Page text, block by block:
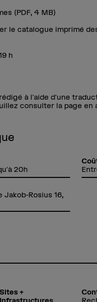
(PDF, 4 MB)
le catalogue imprimé
h
à l'aide d'une
consulter la page en
20h
Jakob-Rosius 16,
Sites +
Infrastructures